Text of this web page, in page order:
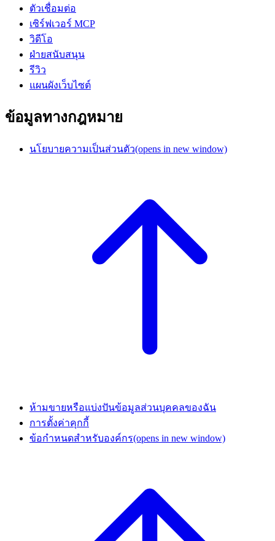
ตัวเชื่อมต่อ
เซิร์ฟเวอร์ MCP
วิดีโอ
ฝ่ายสนับสนุน
รีวิว
แผนผังเว็บไซต์
ข้อมูลทางกฎหมาย
นโยบายความเป็นส่วนตัว(opens in new window)
ห้ามขายหรือแบ่งปันข้อมูลส่วนบุคคลของฉัน
การตั้งค่าคุกกี้
ข้อกำหนดสำหรับองค์กร(opens in new window)